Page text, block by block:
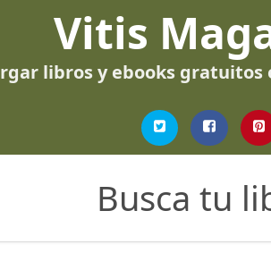
Vitis
libros y ebooks gratuitos
Busca tu